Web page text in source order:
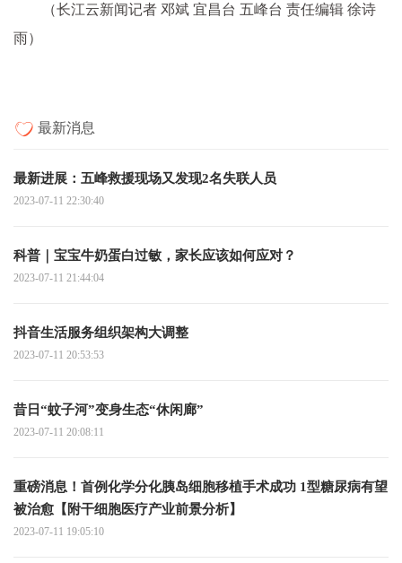
（长江云新闻记者 邓斌 宜昌台 五峰台 责任编辑 徐诗
雨）
最新消息
最新进展：五峰救援现场又发现2名失联人员
2023-07-11 22:30:40
科普｜宝宝牛奶蛋白过敏，家长应该如何应对？
2023-07-11 21:44:04
抖音生活服务组织架构大调整
2023-07-11 20:53:53
昔日“蚊子河”变身生态“休闲廊”
2023-07-11 20:08:11
重磅消息！首例化学分化胰岛细胞移植手术成功 1型糖尿病有望
被治愈【附干细胞医疗产业前景分析】
2023-07-11 19:05:10